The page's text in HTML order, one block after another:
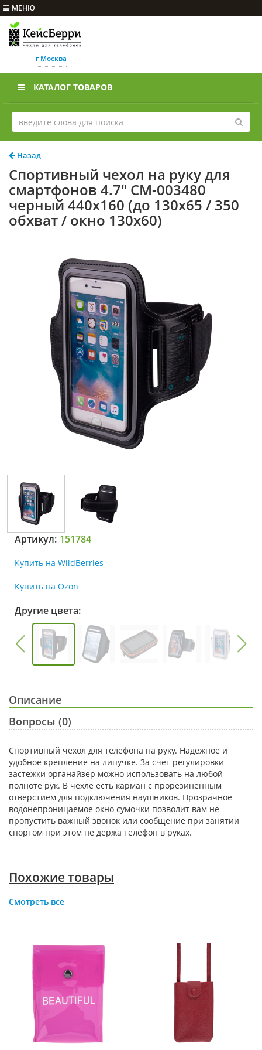
МЕНЮ
г Москва
КАТАЛОГ ТОВАРОВ
Назад
Спортивный чехол на руку для
смартфонов 4.7" CM-003480
черный 440х160 (до 130х65 / 350
обхват / окно 130x60)
Артикул: 151784
Купить на WildBerries
Купить на Ozon
Другие цвета:
Описание
Вопросы (0)
Спортивный чехол для телефона на руку. Надежное и
удобное крепление на липучке. За счет регулировки
застежки органайзер можно использовать на любой
полноте рук. В чехле есть карман с прорезиненным
отверстием для подключения наушников. Прозрачное
водонепроницаемое окно сумочки позволит вам не
пропустить важный звонок или сообщение при занятии
спортом при этом не держа телефон в руках.
Похожие товары
Смотреть все